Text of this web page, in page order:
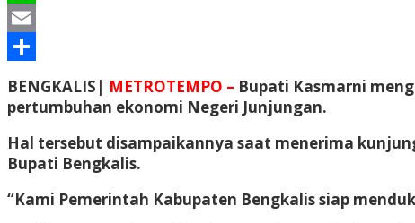
Line
Email
BENGKALIS| METROTEMPO – Bupati Kasmarni
pertumbuhan ekonomi Negeri Junjungan.
Hal tersebut disampaikannya saat menerima
Bupati Bengkalis.
“Kami Pemerintah Kabupaten Bengkalis siap